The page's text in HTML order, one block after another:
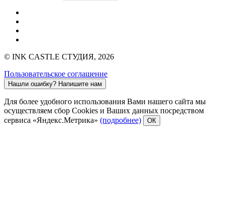
© INK CASTLE СТУДИЯ, 2026
Пользовательское соглашение
Нашли ошибку? Напишите нам
Для более удобного использования Вами нашего сайта мы
осуществляем сбор Cookies и Ваших данных посредством
сервиса «Яндекс.Метрика» (подробнее) ОК